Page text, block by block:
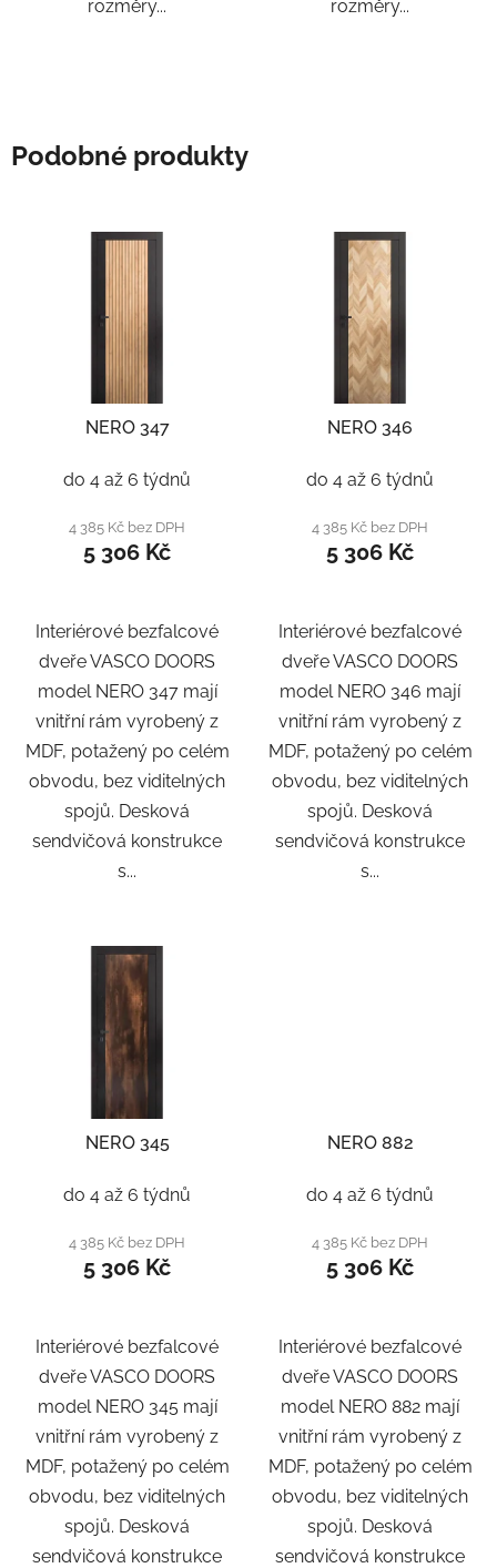
rozměry... rozměry...
Podobné produkty
NERO 347
do 4 až 6 týdnů
4 385 Kč bez DPH
5 306 Kč
Interiérové bezfalcové
dveře VASCO DOORS
model NERO 347 mají
vnitřní rám vyrobený z
MDF, potažený po celém
obvodu, bez viditelných
spojů. Desková
sendvičová konstrukce
s...
NERO 346
do 4 až 6 týdnů
4 385 Kč bez DPH
5 306 Kč
Interiérové bezfalcové
dveře VASCO DOORS
model NERO 346 mají
vnitřní rám vyrobený z
MDF, potažený po celém
obvodu, bez viditelných
spojů. Desková
sendvičová konstrukce
s...
NERO 345
do 4 až 6 týdnů
4 385 Kč bez DPH
5 306 Kč
Interiérové bezfalcové
dveře VASCO DOORS
model NERO 345 mají
vnitřní rám vyrobený z
MDF, potažený po celém
obvodu, bez viditelných
spojů. Desková
sendvičová konstrukce
NERO 882
do 4 až 6 týdnů
4 385 Kč bez DPH
5 306 Kč
Interiérové bezfalcové
dveře VASCO DOORS
model NERO 882 mají
vnitřní rám vyrobený z
MDF, potažený po celém
obvodu, bez viditelných
spojů. Desková
sendvičová konstrukce